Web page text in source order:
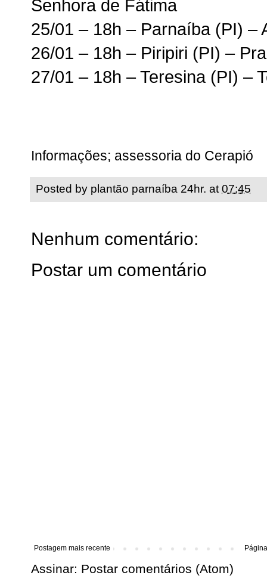
Senhora de Fátima
25/01 – 18h – Parnaíba (PI) –
26/01 – 18h – Piripiri (PI) –
27/01 – 18h – Teresina (PI) –
Informações; assessoria do Cerapió
Posted by plantão parnaíba 24hr. at 07:45
Nenhum comentário:
Postar um comentário
Postagem mais recente
Assinar: Postar comentários (Atom)